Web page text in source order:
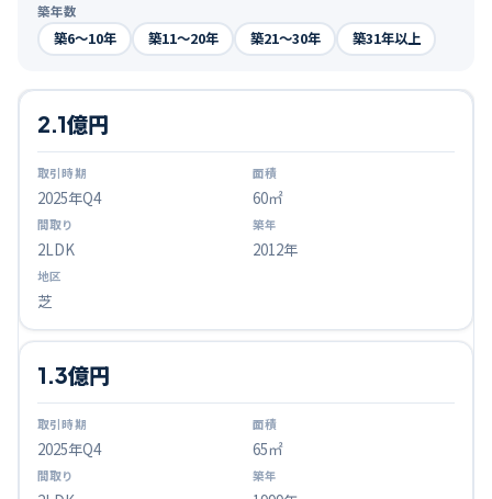
築年数
築6〜10年 築11〜20年 築21〜30年 築31年以上
2025年Q4
2.1億円
60㎡
2LDK 2012年
芝
2025年Q4
1.3億円
65㎡